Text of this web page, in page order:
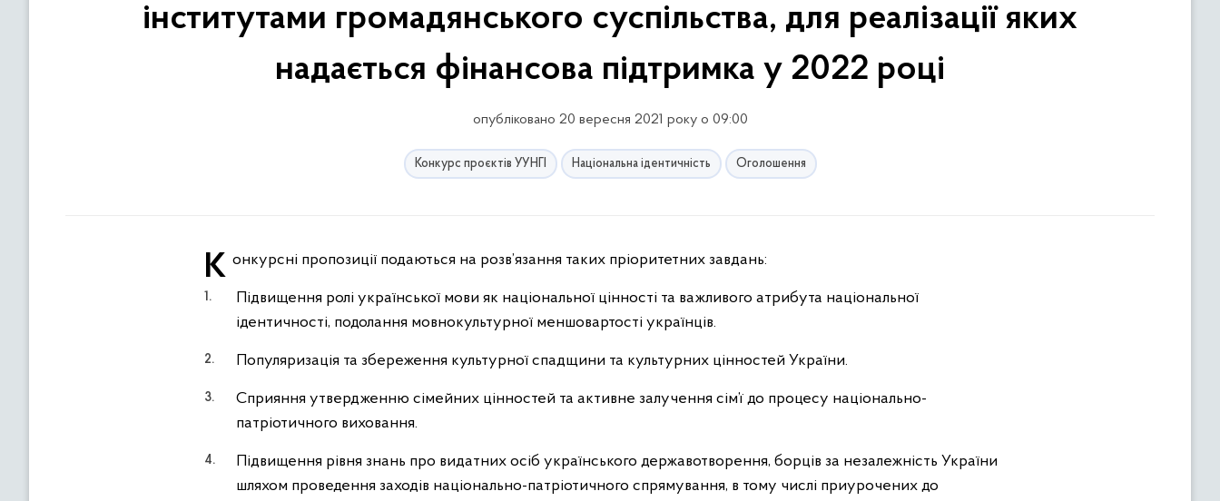
інститутами громадянського суспільства, для реалізації яких
надається фінансова підтримка у 2022 році
опубліковано 20 вересня 2021 року о 09:00
Конкурс проєктів УУНГІ Національна ідентичність Оголошення
Конкурсні пропозиції подаються на розв’язання таких пріоритетних завдань:
Підвищення ролі української мови як національної цінності та важливого атрибута національної
ідентичності, подолання мовнокультурної меншовартості українців.
Популяризація та збереження культурної спадщини та культурних цінностей України.
Сприяння утвердженню сімейних цінностей та активне залучення сім’ї до процесу національно-
патріотичного виховання.
Підвищення рівня знань про видатних осіб українського державотворення, борців за незалежність України
шляхом проведення заходів національно-патріотичного спрямування, в тому числі приурочених до